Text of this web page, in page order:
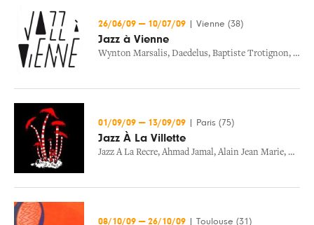
26/06/09 — 10/07/09 Vienne (38)
Jazz à Vienne
Wynton Marsalis, Daedelus, Baptiste Trotignon, Don
01/09/09 — 13/09/09 Paris (75)
Jazz À La Villette
Jazz A La Recre, Ahmad Jamal, Alain Jean Marie, Betty
08/10/09 — 26/10/09 Toulouse (31)